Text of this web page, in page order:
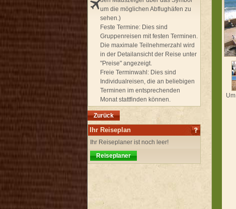
um die möglichen Abflughäfen zu
sehen.)
Feste Termine: Dies sind
Gruppenreisen mit festen Terminen.
Die maximale Teilnehmerzahl wird
in der Detailansicht der Reise unter
"Preise" angezeigt.
Freie Terminwahl: Dies sind
Individualreisen, die an beliebigen
Terminen im entsprechenden
Monat stattfinden können.
Zurück
Ihr Reiseplan
Ihr Reiseplaner ist noch leer!
Reiseplaner